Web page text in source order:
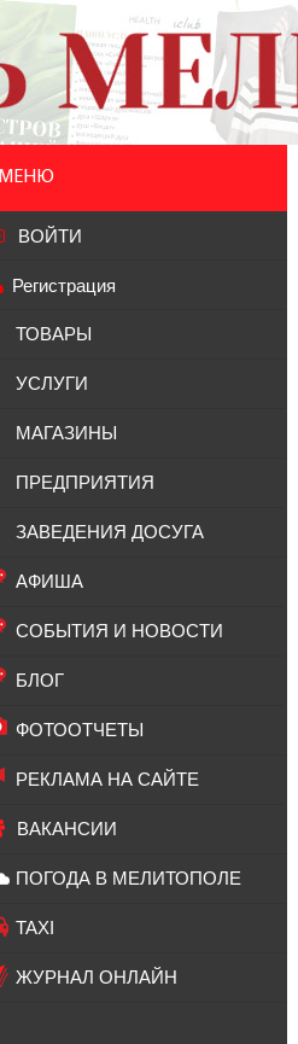
МЕНЮ
ВОЙТИ
Регистрация
ТОВАРЫ
УСЛУГИ
МАГАЗИНЫ
ПРЕДПРИЯТИЯ
ЗАВЕДЕНИЯ ДОСУГА
АФИША
СОБЫТИЯ И НОВОСТИ
БЛОГ
ФОТООТЧЕТЫ
РЕКЛАМА НА САЙТЕ
ВАКАНСИИ
ПОГОДА В МЕЛИТОПОЛЕ
TAXI
ЖУРНАЛ ОНЛАЙН